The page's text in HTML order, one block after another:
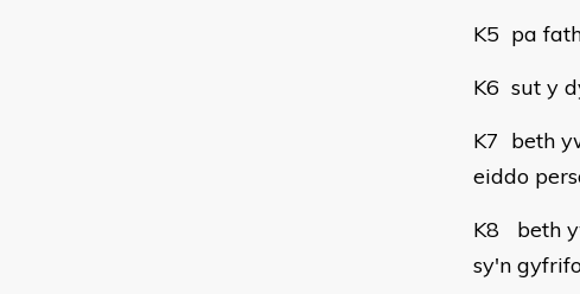
K5 pa
K6 sut y
K7 beth
eiddo
K8 beth
sy'n